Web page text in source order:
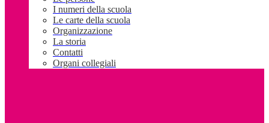
I numeri della scuola
Le carte della scuola
Organizzazione
La storia
Contatti
Organi collegiali